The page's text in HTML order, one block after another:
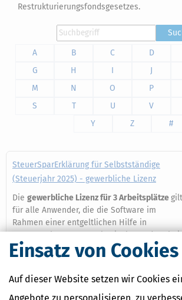
Einsatz von Cookies
Auf dieser Website setzen wir Cookies
Restrukturierungsfondsgesetzes.
A
B C D
G
H I J
M
N O P
S
T U V
Y
Z #
SteuerSparErklärung für Selbstständige
(Steuerjahr 2025) - gewerbliche Lizenz
Die gewerbliche Lizenz für 3 Arbeitsplätzegilt
für alle Anwender, die die Software im
Rahmen einer entgeltlichen Hilfe in
Steuersachen nutzen, also insbesondere
steuerberatenden Berufen
Steuerberater, Rechtsanwälte o.ä.).
Mehr dazu